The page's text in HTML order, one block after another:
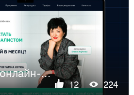
Лендинг для онлайн-курса по бухгалтерскому учету
12 224